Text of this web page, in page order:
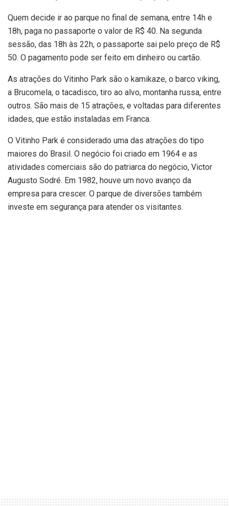
Quem decide ir ao parque no final de semana, entre 14h e
18h, paga no passaporte o valor de R$ 40. Na segunda
sessão, das 18h às 22h, o passaporte sai pelo preço de R$
50. O pagamento pode ser feito em dinheiro ou cartão.
As atrações do Vitinho Park são o kamikaze, o barco viking,
a Brucomela, o tacadisco, tiro ao alvo, montanha russa, entre
outros. São mais de 15 atrações, e voltadas para diferentes
idades, que estão instaladas em Franca.
O Vitinho Park é considerado uma das atrações do tipo
maiores do Brasil. O negócio foi criado em 1964 e as
atividades comerciais são do patriarca do negócio, Victor
Augusto Sodré. Em 1982, houve um novo avanço da
empresa para crescer. O parque de diversões também
investe em segurança para atender os visitantes.